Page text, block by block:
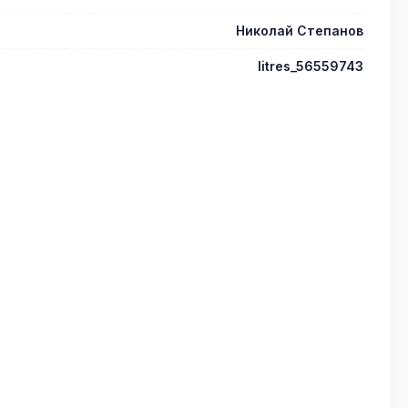
Николай Степанов
litres_56559743